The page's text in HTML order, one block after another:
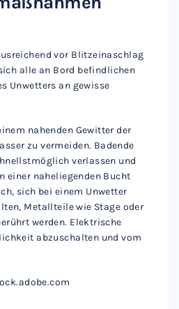
vor Blitzeinaschlag
alle an Bord befindlichen
Unwetters an gewisse
nahenden Gewitter der
zu vermeiden. Badende
verlassen und
einer naheliegenden Bucht
sich bei einem Unwetter
Metallteile wie Stage oder
werden. Elektrische
abzuschalten und vom